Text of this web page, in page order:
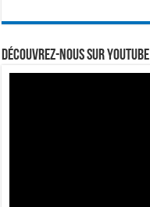
Découvrez-nous sur Youtube